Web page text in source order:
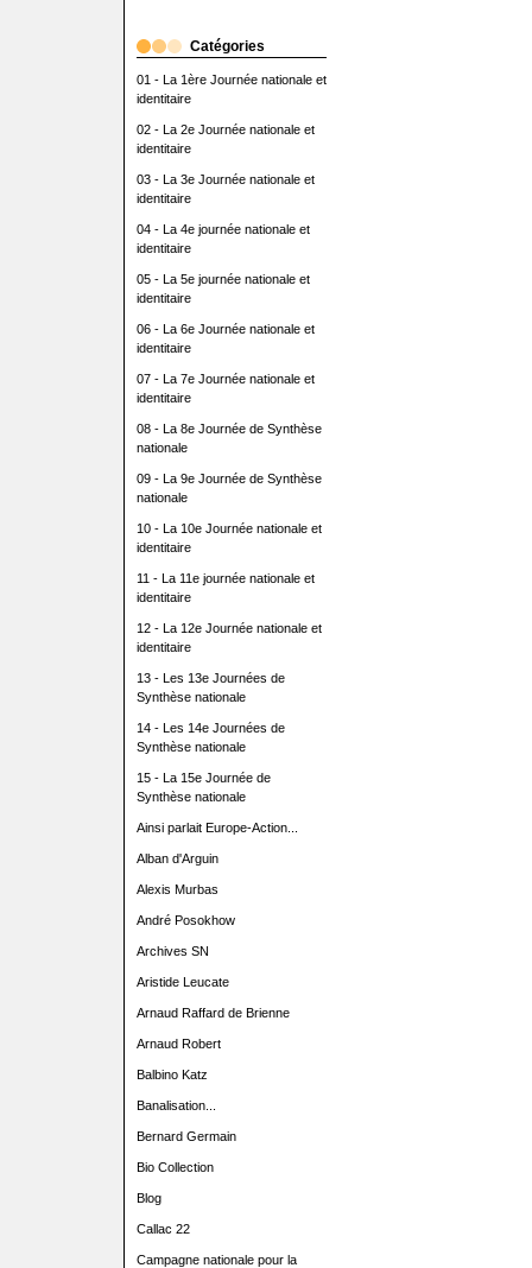
Catégories
01 - La 1ère Journée nationale et
identitaire
02 - La 2e Journée nationale et
identitaire
03 - La 3e Journée nationale et
identitaire
04 - La 4e journée nationale et
identitaire
05 - La 5e journée nationale et
identitaire
06 - La 6e Journée nationale et
identitaire
07 - La 7e Journée nationale et
identitaire
08 - La 8e Journée de Synthèse
nationale
09 - La 9e Journée de Synthèse
nationale
10 - La 10e Journée nationale et
identitaire
11 - La 11e journée nationale et
identitaire
12 - La 12e Journée nationale et
identitaire
13 - Les 13e Journées de
Synthèse nationale
14 - Les 14e Journées de
Synthèse nationale
15 - La 15e Journée de
Synthèse nationale
Ainsi parlait Europe-Action...
Alban d'Arguin
Alexis Murbas
André Posokhow
Archives SN
Aristide Leucate
Arnaud Raffard de Brienne
Arnaud Robert
Balbino Katz
Banalisation...
Bernard Germain
Bio Collection
Blog
Callac 22
Campagne nationale pour la